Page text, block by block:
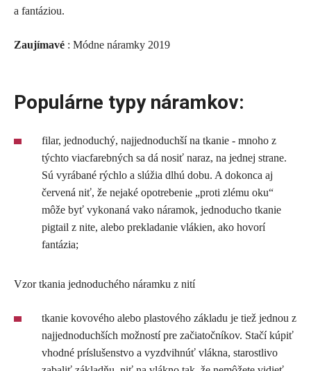
a fantáziou.
Zaujímavé : Módne náramky 2019
Populárne typy náramkov:
filar, jednoduchý, najjednoduchší na tkanie - mnoho z
týchto viacfarebných sa dá nosiť naraz, na jednej strane.
Sú vyrábané rýchlo a slúžia dlhú dobu. A dokonca aj
červená niť, že nejaké opotrebenie „proti zlému oku“
môže byť vykonaná vako náramok, jednoducho tkanie
pigtail z nite, alebo prekladanie vlákien, ako hovorí
fantázia;
Vzor tkania jednoduchého náramku z nití
tkanie kovového alebo plastového základu je tiež jednou z
najjednoduchších možností pre začiatočníkov. Stačí kúpiť
vhodné príslušenstvo a vyzdvihnúť vlákna, starostlivo